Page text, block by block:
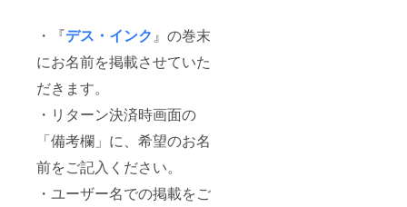
・『デス・インク』の巻末
にお名前を掲載させていた
だきます。
・リターン決済時画面の
「備考欄」に、希望のお名
前をご記入ください。
・ユーザー名での掲載をご